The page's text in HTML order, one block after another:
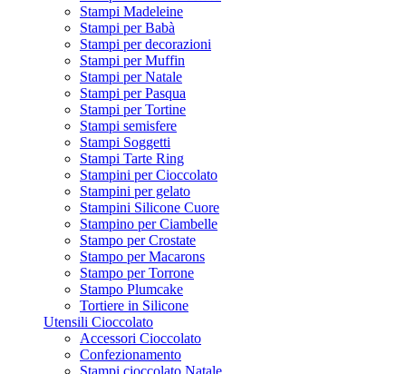
Stampi Madeleine
Stampi per Babà
Stampi per decorazioni
Stampi per Muffin
Stampi per Natale
Stampi per Pasqua
Stampi per Tortine
Stampi semisfere
Stampi Soggetti
Stampi Tarte Ring
Stampini per Cioccolato
Stampini per gelato
Stampini Silicone Cuore
Stampino per Ciambelle
Stampo per Crostate
Stampo per Macarons
Stampo per Torrone
Stampo Plumcake
Tortiere in Silicone
Utensili Cioccolato
Accessori Cioccolato
Confezionamento
Stampi cioccolato Natale